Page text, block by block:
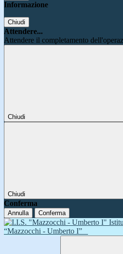
Informazione
Chiudi
Attendere...
Attendere il completamento
Chiudi
Chiudi
Conferma
Annulla Conferma
“Mazzocchi - Umberto I”